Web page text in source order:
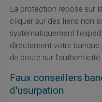
La protection repose sur
cliquer sur des liens non
systématiquement
directement votre
de doute sur l'authenticité
Faux conseillers
d'usurpation